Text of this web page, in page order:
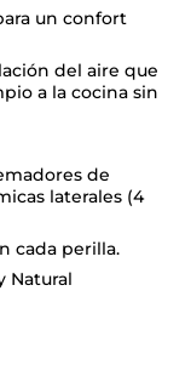
un confort
del aire que
a la cocina sin
de
laterales (4
cada perilla.
Natural